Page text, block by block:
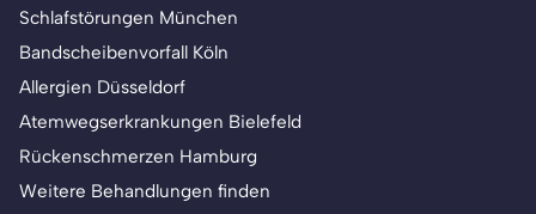
Schlafstörungen München
Bandscheibenvorfall Köln
Allergien Düsseldorf
Atemwegserkrankungen Bielefeld
Rückenschmerzen Hamburg
Weitere Behandlungen finden